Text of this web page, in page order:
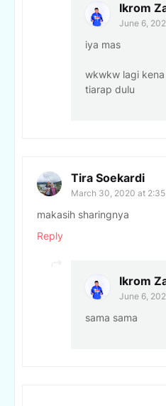
Ikrom
June 6,
iya mas
wkwkw lagi
tiarap dulu
Tira Soekardi
March 30, 2020 at 2:35
makasih sharingnya
Reply
Ikrom
June 6,
sama sama